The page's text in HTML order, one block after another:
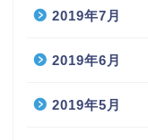
2019年7月
2019年6月
2019年5月